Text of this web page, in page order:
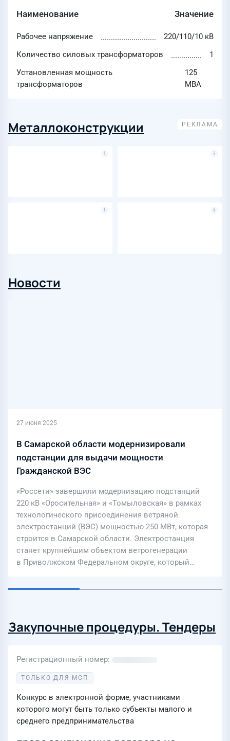
Наименование Значение
Рабочее напряжение
220/110/10 кВ
Количество силовых трансформаторов
1
Установленная мощность
трансформаторов
125
МВА
Металлоконструкции
Новости
27 июня 2025
В Самарской области модернизировали
подстанции для выдачи мощности
Гражданской ВЭС
«Россети» завершили модернизацию подстанций
220 кВ «Оросительная» и «Томыловская» в рамках
технологического присоединения ветряной
электростанций (ВЭС) мощностью 250 МВт, которая
строится в Самарской области. Электростанция
станет крупнейшим объектом ветрогенерации
в Приволжском Федеральном округе, который…
Закупочные процедуры. Тендеры
Регистрационный номер
ТОЛЬКО ДЛЯ МСП
Конкурс в электронной форме, участниками
которого могут быть только субъекты малого и
среднего предпринимательства